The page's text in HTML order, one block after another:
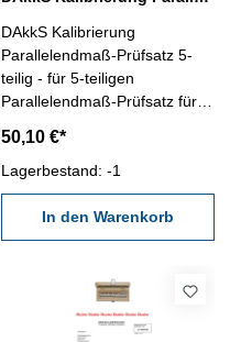
DAkkS Kalibrierung
Parallelendmaß-Prüfsatz 5-
teilig - für 5-teiligen
Parallelendmaß-Prüfsatz für
(Artikel- Nr. 318.200) - erstellt
durch ein Kalibrierlabor- nach
den gültigen Vorschriften von
VDI/VDE/DGQ 2618 oder
nach angegebenen
50,10 €*
Lagerbestand: -1
In den Warenkorb